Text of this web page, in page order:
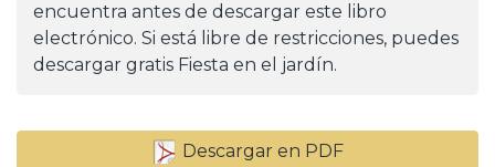
encuentra antes de descargar este libro
electrónico. Si está libre de restricciones, puedes
descargar gratis Fiesta en el jardín.
Descargar en PDF